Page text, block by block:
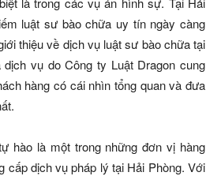
luật sư bào chữa uy tín ngày càng
thiệu về dịch vụ luật sư bào chữa tại
dịch vụ do Công ty Luật Dragon cung
hàng có cái nhìn tổng quan và đưa
hào là một trong những đơn vị hàng
cấp dịch vụ pháp lý tại Hải Phòng. Với